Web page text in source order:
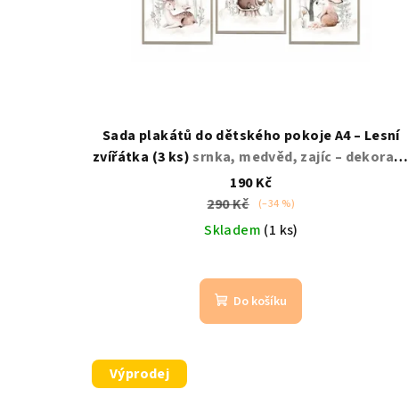
Sada plakátů do dětského pokoje A4 – Lesní
zvířátka (3 ks)srnka, medvěd, zajíc – dekorace
do pokojíčku
190 Kč
290 Kč
(–34 %)
Skladem (1 ks)
Do košíku
Výprodej